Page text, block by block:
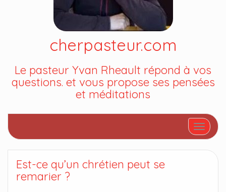
cherpasteur.com
Le pasteur Yvan Rheault répond à vos
questions. et vous propose ses pensées
et méditations
Afficher/
Est-ce qu’un chrétien peut se
remarier ?